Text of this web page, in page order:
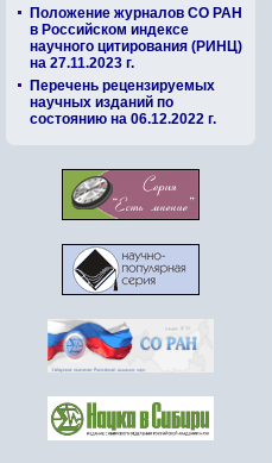
Положение журналов СО РАН
в Российском индексе
научного цитирования (РИНЦ)
на 27.11.2023 г.
Перечень рецензируемых
научных изданий по
состоянию на 06.12.2022 г.